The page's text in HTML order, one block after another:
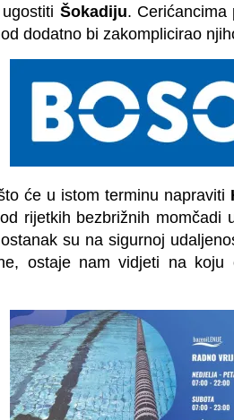
Šokadiju. Cerićancima
dodatno bi zakomplicirao
će u istom terminu napraviti
rijetkih bezbrižnih
su na sigurnoj
ostaje nam vidjeti na